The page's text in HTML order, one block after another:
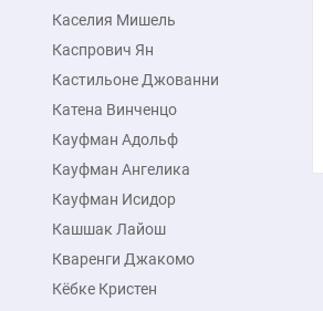
Каселия Мишель
Каспрович Ян
Кастильоне Джованни
Катена Винченцо
Кауфман Адольф
Кауфман Ангелика
Кауфман Исидор
Кашшак Лайош
Кваренги Джакомо
Кёбке Кристен